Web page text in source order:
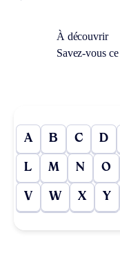
À découvrir
Savez-vous
A B C D
L M N O
V W X Y